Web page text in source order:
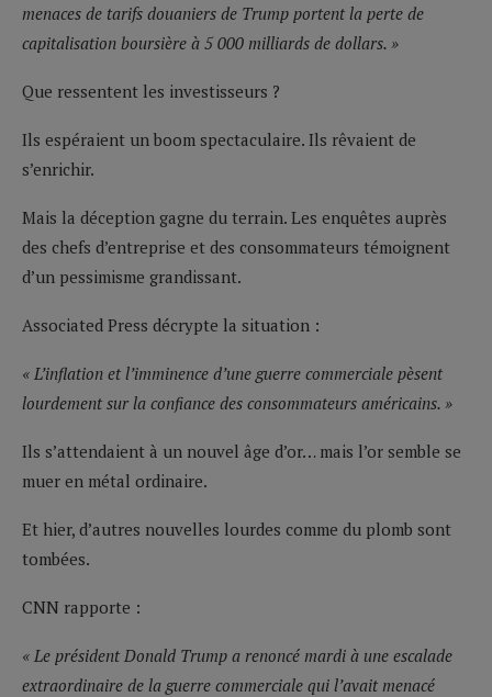
menaces de tarifs douaniers de Trump portent la perte de
capitalisation boursière à 5 000 milliards de dollars. »
Que ressentent les investisseurs ?
Ils espéraient un boom spectaculaire. Ils rêvaient de
s’enrichir.
Mais la déception gagne du terrain. Les enquêtes auprès
des chefs d’entreprise et des consommateurs témoignent
d’un pessimisme grandissant.
Associated Press décrypte la situation :
« L’inflation et l’imminence d’une guerre commerciale pèsent
lourdement sur la confiance des consommateurs américains. »
Ils s’attendaient à un nouvel âge d’or… mais l’or semble se
muer en métal ordinaire.
Et hier, d’autres nouvelles lourdes comme du plomb sont
tombées.
CNN rapporte :
« Le président Donald Trump a renoncé mardi à une escalade
extraordinaire de la guerre commerciale qui l’avait menacé